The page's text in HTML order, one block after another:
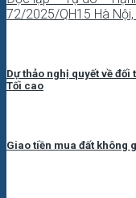
72/2025/QH15 Hà Nội,
Dự thảo nghị quyết về
Tối cao
Giao tiền mua đất không